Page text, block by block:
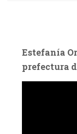
Estefanía
prefectura